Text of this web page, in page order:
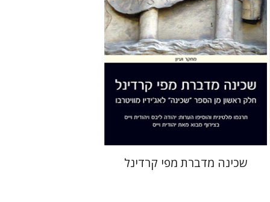
הנחת אתר ספר אלקטרוני
$30
שכינה מדברת מפי קרדינל